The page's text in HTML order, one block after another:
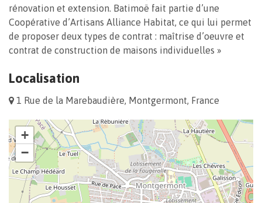
rénovation et extension. Batimoë fait partie d’une
Coopérative d’Artisans Alliance Habitat, ce qui lui permet
de proposer deux types de contrat : maîtrise d’oeuvre et
contrat de construction de maisons individuelles »
Localisation
1 Rue de la Marebaudière, Montgermont, France
+
−